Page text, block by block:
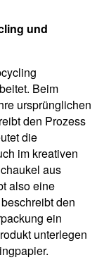
und
Beim
ursprünglichen
den Prozess
die
im kreativen
aus
also eine
den
ein
unterlegen